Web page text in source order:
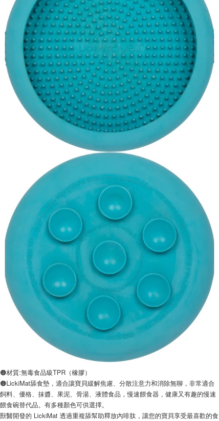
🟠材質:無毒食品級TPR（橡膠）
🟠LickiMat舔食墊，適合讓寶貝緩解焦慮、分散注意力和消除無聊，非常適合
飼料、優格、抹醬、果泥、骨湯、液體食品，慢速餵食器，健康又有趣的慢速
餵食碗替代品。有多種顏色可供選擇。
獸醫開發的 LickiMat 透過重複舔幫助釋放內啡肽，讓您的寶貝享受最喜歡的食